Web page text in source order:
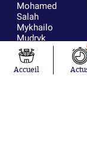
Mohamed
Salah
Mykhailo
Mudryk
Neymar
Khalis Merah
Loïs Openda
Accueil